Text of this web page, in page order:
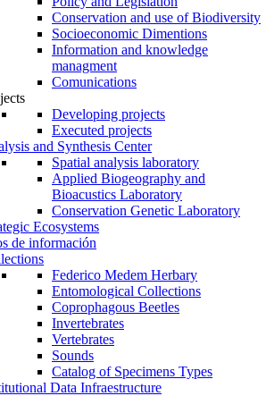
Conservation and use of Biodiversity
Socioeconomic Dimentions
Information and knowledge
managment
Comunications
Developing projects
Executed projects
and Synthesis Center
Spatial analysis laboratory
Applied Biogeography and
Bioacustics Laboratory
Conservation Genetic Laboratory
Ecosystems
de información
Federico Medem Herbary
Entomological Collections
Coprophagous Beetles
Invertebrates
Vertebrates
Sounds
Catalog of Specimens Types
Data Infraestructure